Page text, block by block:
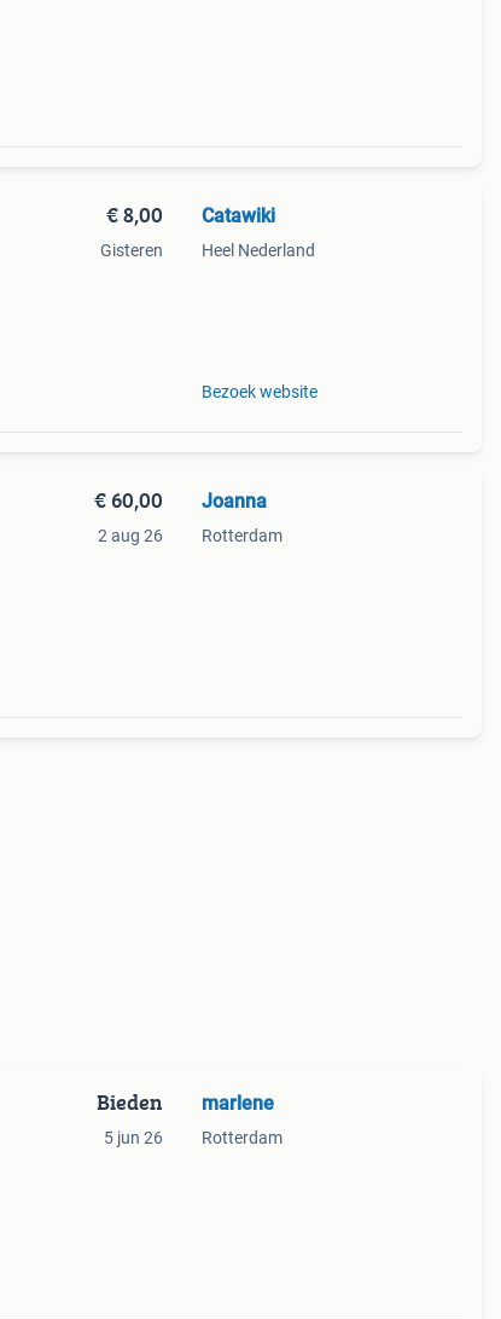
€ 8,00
Gisteren
Catawiki
Heel Nederland
Bezoek website
€ 60,00
2 aug 26
Joanna
Rotterdam
Bieden
5 jun 26
marlene
Rotterdam